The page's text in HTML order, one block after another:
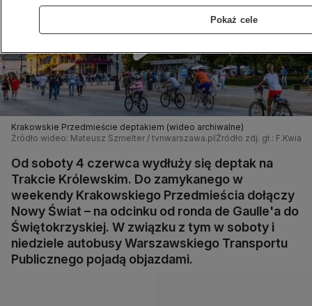
Krakowskie Przedmieście deptakiem (wideo archiwalne)
Źródło wideo: Mateusz Szmelter / tvnwarszawa.pl Źródło zdj. gł.:
Od soboty 4 czerwca wydłuży się deptak na
Trakcie Królewskim. Do zamykanego w
weekendy Krakowskiego Przedmieścia dołączy
Nowy Świat – na odcinku od ronda de Gaulle'a do
Świętokrzyskiej. W związku z tym w soboty i
niedziele autobusy Warszawskiego Transportu
Publicznego pojadą objazdami.
Pokaż cele